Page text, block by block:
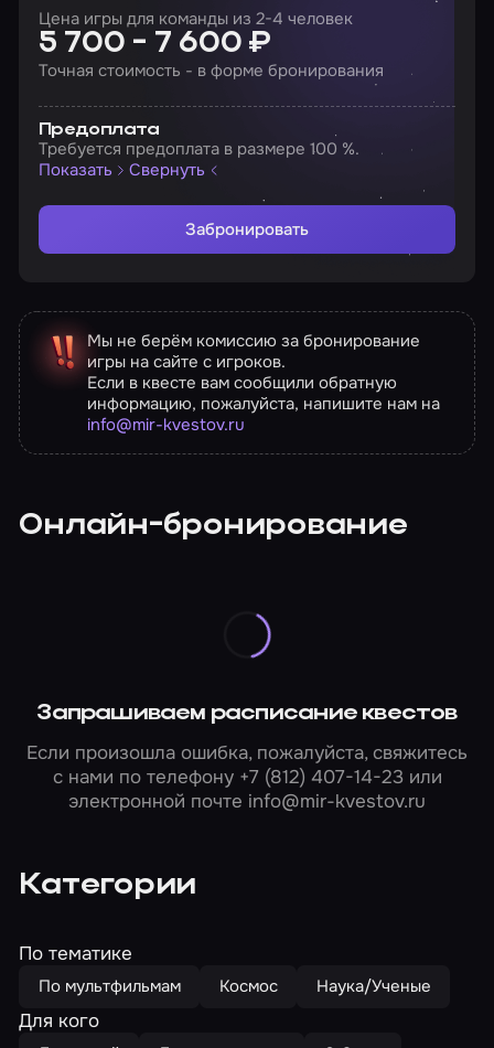
Цена игры для команды из 2-4 человек
5 700 - 7 600 ₽
Точная стоимость - в форме бронирования
Предоплата
Требуется предоплата в размере 100 %.
Показать
Свернуть
Забронировать
Мы не берём комиссию за бронирование
игры на сайте с игроков.
Если в квесте вам сообщили обратную
информацию, пожалуйста, напишите нам на
info@mir-kvestov.ru
Онлайн-бронирование
Запрашиваем расписание квестов
Если произошла ошибка, пожалуйста, свяжитесь
с нами по телефону +7 (812) 407-14-23или
электронной почте info@mir-kvestov.ru
Категории
По тематике
По мультфильмам Космос Наука/Ученые
Для кого